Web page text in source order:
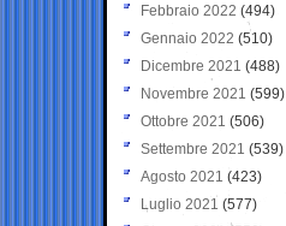
Febbraio 2022 (494)
Gennaio 2022 (510)
Dicembre 2021 (488)
Novembre 2021 (599)
Ottobre 2021 (506)
Settembre 2021 (539)
Agosto 2021 (423)
Luglio 2021 (577)